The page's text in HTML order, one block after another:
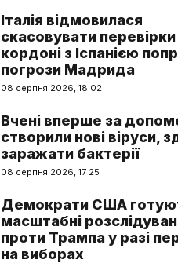
Італія відмовилася
скасовувати перевірки
кордоні з Іспанією
погрози Мадрида
08 серпня 2026, 18:02
Вчені вперше за
створили нові віруси,
заражати бактерії
08 серпня 2026, 17:25
Демократи США
масштабні
проти Трампа у разі
на виборах